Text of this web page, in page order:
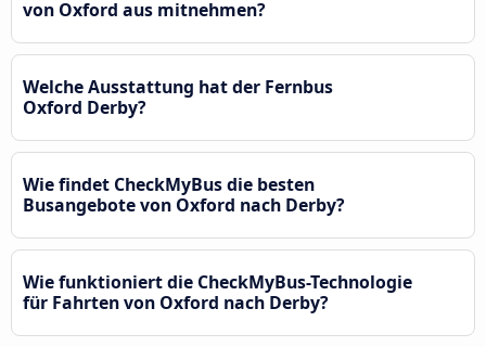
von Oxford aus mitnehmen?
Welche Ausstattung hat der Fernbus
Oxford Derby?
Wie findet CheckMyBus die besten
Busangebote von Oxford nach Derby?
Wie funktioniert die CheckMyBus-Technologie
für Fahrten von Oxford nach Derby?